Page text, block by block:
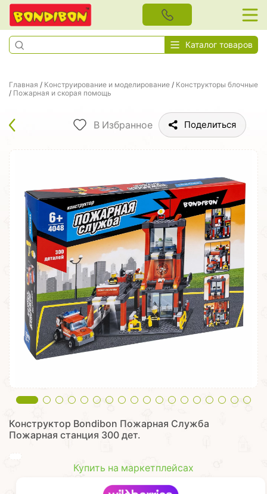
Каталог товаров
Главная / Конструирование и моделирование / Конструкторы блочные
/ Пожарная и скорая помощь
В Избранное Поделиться
Конструктор Bondibon Пожарная Служба
Пожарная станция 300 дет.
Купить на маркетплейсах